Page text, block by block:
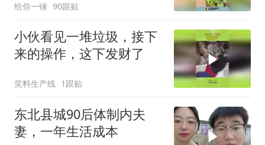
给你一锤 90跟贴
小伙看见一堆垃圾，接下
来的操作，这下发财了
笑料生产线 1跟贴
东北县城90后体制内夫
妻，一年生活成本